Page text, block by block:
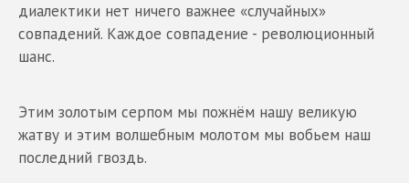
диалектики нет ничего важнее «случайных»
совпадений. Каждое совпадение - революционный
шанс.
Этим золотым серпом мы пожнём нашу великую
жатву и этим волшебным молотом мы вобьем наш
последний гвоздь.